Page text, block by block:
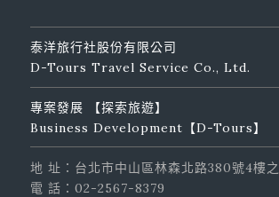
泰洋旅行社股份有限公司
D-Tours Travel Service Co., Ltd.
專案發展 【探索旅遊】
Business Development【D-Tours】
地 址：台北市中山區林森北路380號4樓
電 話：02-2567-8379